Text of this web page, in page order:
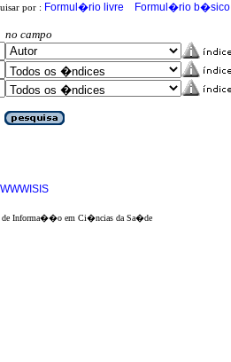
por : Formul�rio livre Formul�rio b�sico
no campo
WWWISIS
de Informa��o em Ci�ncias da Sa�de